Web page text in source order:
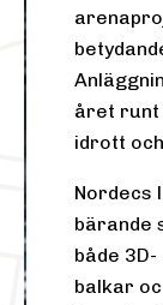
året runt
idrott
Nordecs
bärande
både
balkar